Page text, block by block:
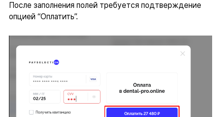
После заполнения полей требуется подтверждение
опцией “Оплатить”.